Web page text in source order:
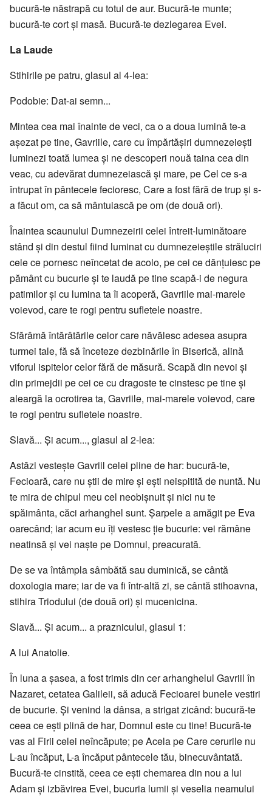
bucură-te năstrapă cu totul de aur. Bucură-te munte;
bucură-te cort şi masă. Bucură-te dezlegarea Evei.
La Laude
Stihirile pe patru, glasul al 4-lea:
Podobie: Dat-ai semn...
Mintea cea mai înainte de veci, ca o a doua lumină te-a
aşezat pe tine, Gavriile, care cu împărtăşiri dumnezeieşti
luminezi toată lumea şi ne descoperi nouă taina cea din
veac, cu adevărat dumnezeiască şi mare, pe Cel ce s-a
întrupat în pântecele fecioresc, Care a fost fără de trup şi s-
a făcut om, ca să mântuiască pe om (de două ori).
Înaintea scaunului Dumnezeirii celei întreit-luminătoare
stând şi din destul fiind luminat cu dumnezeieştile străluciri
cele ce pornesc neîncetat de acolo, pe cei ce dănţuiesc pe
pământ cu bucurie şi te laudă pe tine scapă-i de negura
patimilor şi cu lumina ta îi acoperă, Gavriile mai-marele
voievod, care te rogi pentru sufletele noastre.
Sfărâmă întărâtările celor care năvălesc adesea asupra
turmei tale, fă să înceteze dezbinările în Biserică, alină
viforul ispitelor celor fără de măsură. Scapă din nevoi şi
din primejdii pe cei ce cu dragoste te cinstesc pe tine şi
aleargă la ocrotirea ta, Gavriile, mai-marele voievod, care
te rogi pentru sufletele noastre.
Slavă... Și acum..., glasul al 2-lea:
Astăzi vesteşte Gavriil celei pline de har: bucură-te,
Fecioară, care nu ştii de mire şi eşti neispitită de nuntă. Nu
te mira de chipul meu cel neobişnuit şi nici nu te
spăimânta, căci arhanghel sunt. Șarpele a amăgit pe Eva
oarecând; iar acum eu îţi vestesc ţie bucurie: vei rămâne
neatinsă şi vei naşte pe Domnul, preacurată.
De se va întâmpla sâmbătă sau duminică, se cântă
doxologia mare; iar de va fi într-altă zi, se cântă stihoavna,
stihira Triodului (de două ori) şi mucenicina.
Slavă... Și acum... a praznicului, glasul 1:
A lui Anatolie.
În luna a şasea, a fost trimis din cer arhanghelul Gavriil în
Nazaret, cetatea Galileii, să aducă Fecioarei bunele vestiri
de bucurie. Și venind la dânsa, a strigat zicând: bucură-te
ceea ce eşti plină de har, Domnul este cu tine! Bucură-te
vas al Firii celei neîncăpute; pe Acela pe Care cerurile nu
L-au încăput, L-a încăput pântecele tău, binecuvântată.
Bucură-te cinstită, ceea ce eşti chemarea din nou a lui
Adam şi izbăvirea Evei, bucuria lumii şi veselia neamului